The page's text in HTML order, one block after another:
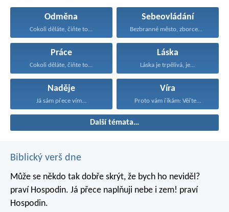
Odměna
Cokoli děláte, čiňte to...
Sebeovládání
Bezbranné město, zborcená hradba...
Práce
Cokoli děláte, čiňte to...
Láska
Láska je trpělivá, je...
Naděje
Já sám přece vím...
Víra
Proto vám říkám: Věřte...
Další témata…
Biblický verš dne
Může se někdo tak dobře skrýt, že bych ho neviděl?
praví Hospodin. Já přece naplňuji nebe i zem! praví
Hospodin.